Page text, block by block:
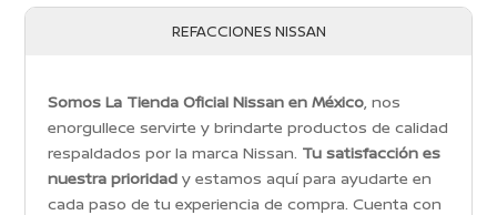
REFACCIONES NISSAN
Somos La Tienda Oficial Nissan en México , nos
enorgullece servirte y brindarte productos de calidad
respaldados por la marca Nissan. Tu satisfacción es
nuestra prioridad y estamos aquí para ayudarte en
cada paso de tu experiencia de compra. Cuenta con